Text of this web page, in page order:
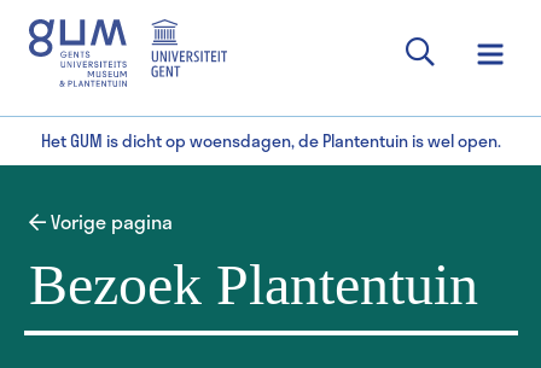
Het GUM is dicht op woensdagen, de Plantentuin is wel open.
Vorige pagina
Bezoek Plantentuin